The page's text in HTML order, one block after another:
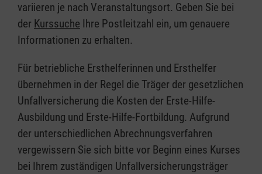
variieren je nach Veranstaltungsort. Geben Sie bei
der Kurssuche Ihre Postleitzahl ein, um genauere
Informationen zu erhalten.
Für betriebliche Ersthelferinnen und Ersthelfer
übernehmen in der Regel die Träger der gesetzlichen
Unfallversicherung die Kosten der Erste-Hilfe-
Ausbildung und Erste-Hilfe-Fortbildung. Aufgrund
der unterschiedlichen Abrechnungsverfahren
vergewissern Sie sich bitte vor Beginn eines Kurses
bei Ihrem zuständigen Unfallversicherungsträger